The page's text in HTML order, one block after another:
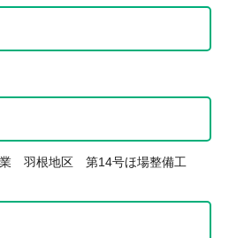
業 羽根地区 第14号ほ場整備工